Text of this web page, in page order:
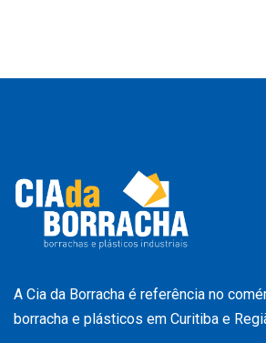
A Cia da Borracha é referência no
borracha e plásticos em Curitiba e